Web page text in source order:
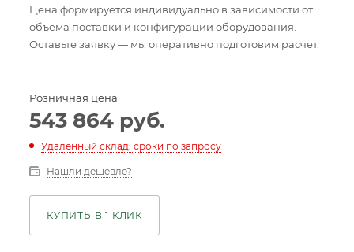
Цена формируется индивидуально в зависимости от
объема поставки и конфигурации оборудования.
Оставьте заявку — мы оперативно подготовим расчет.
Розничная цена
543 864 руб.
Удаленный склад: сроки по запросу
Нашли дешевле?
КУПИТЬ В 1 КЛИК